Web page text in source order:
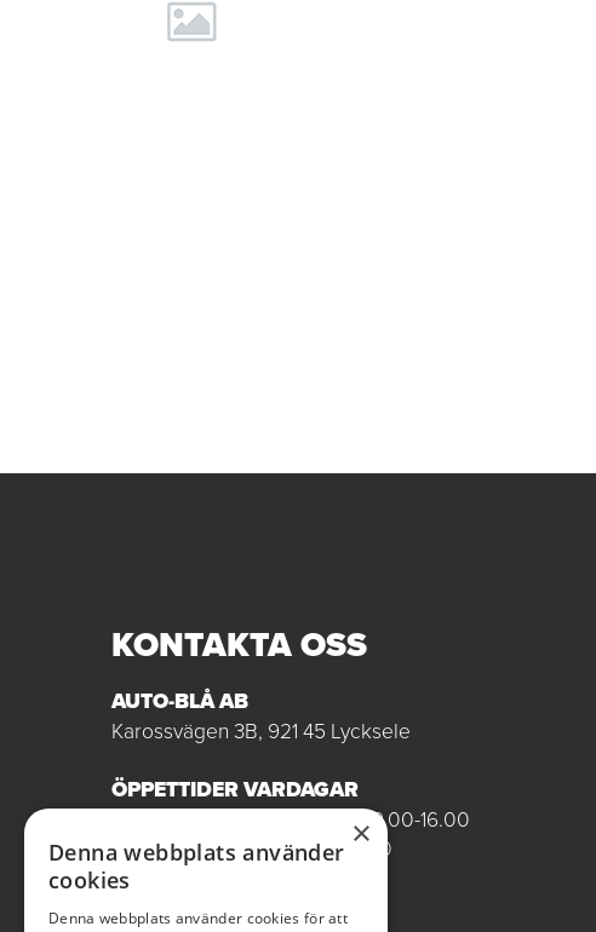
KONTAKTA OSS
AUTO-BLÅ AB
Karossvägen 3B, 921 45 Lycksele
ÖPPETTIDER VARDAGAR
Butik/Försäljning vardagar 09.00-16.00
Verkstad vardagar 07.00-16.00
Röda dagar stängt
×
Denna webbplats använder
cookies
Denna webbplats använder cookies för att